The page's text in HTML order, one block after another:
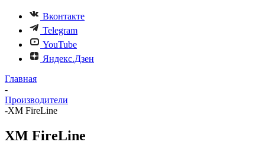
Вконтакте
Telegram
YouTube
Яндекс.Дзен
Главная
-
Производители
-XM FireLine
XM FireLine